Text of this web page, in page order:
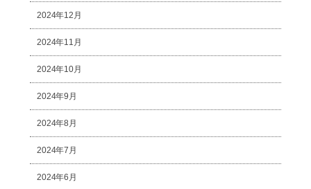
2024年12月
2024年11月
2024年10月
2024年9月
2024年8月
2024年7月
2024年6月